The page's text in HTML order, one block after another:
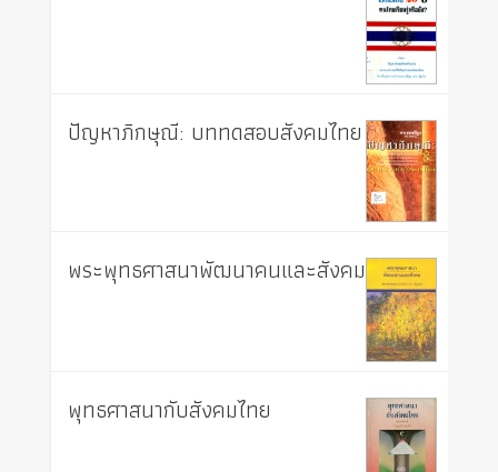
ปัญหาภิกษุณี: บททดสอบสังคมไทย
พระพุทธศาสนาพัฒนาคนและสังคม
พุทธศาสนากับสังคมไทย